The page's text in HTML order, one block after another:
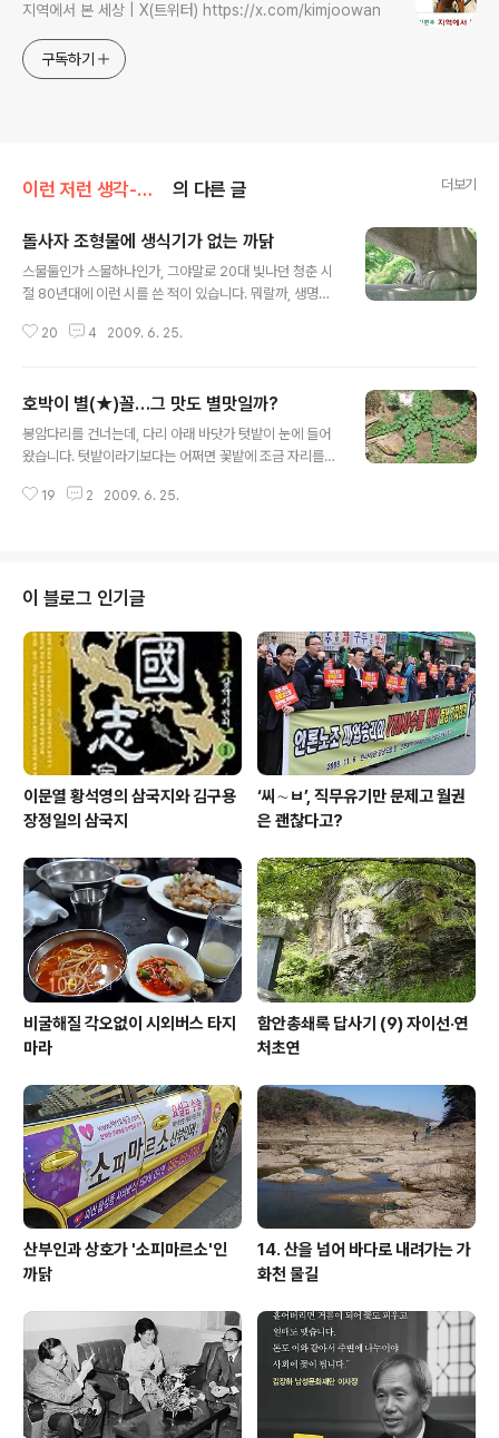
지역에서 본 세상 | X(트위터) https://x.com/kimjoowan
구독하기
이런 저런 생각-김훤주 의 다른 글 더보기
돌사자 조형물에 생식기가 없는 까닭
스물둘인가 스물하나인가, 그야말로 20대 빛나던 청춘 시
절 80년대에 이런 시를 쓴 적이 있습니다. 뭐랄까, 생명력
도시의 불모(不毛)함 이런 따위를 얘기하려 했던 작품입니
와 생명은 모든 기성(旣成)에 대해 전복적(顚覆的)입니
다." 도시는 주류가 지배하게 마련이고 도시에게 생명과 문
화는 이빨을 뽑아 버려야 하는 대상입니다. 생명(체)을 장
까 없애버립니다. 돌사자에 성기가 없는 까닭이 여기에 있
20 4 2009. 6. 25.
호박이 별(★)꼴…그 맛도 별맛일까?
봉암다리를 건너는데, 다리 아래 바닷가 텃밭이 눈에 들어
왔습니다. 텃밭이라기보다는 어쩌면 꽃밭에 조금 자리를
런 가운데에서, 호박이, 호박이 걸쳐놓은 줄기가 눈길을 확
니다. 누구일까요? 왜 그랬을까요? 아마도, 나이 지긋한 어
르신이 '심심해서' '장난삼아' '재미있자고' 하지 않았을까
싶습니다. 호박 구덩이를 파고 똥물을 붓고 심은 호박씨에
서 싹이 돋아나 줄기가 뻗으니까 그것을 다섯으로 갈래 지
어 퍼져나가게 했습니다. 자기가 해 놓고 때로는 흐뭇하게
바라볼 표정을 생각하니 ..
19 2 2009. 6. 25.
이 블로그 인기글
이문열 황석영의 삼국지와 김구용
장정일의 삼국지
‘씨∼ㅂ’, 직무유기만 문제고 월권
은 괜찮다고?
비굴해질 각오없이 시외버스 타지
마라
함안총쇄록 답사기 (9) 자이선·연
처초연
산부인과 상호가 '소피마르소'인
까닭
14. 산을 넘어 바다로 내려가는 가
화천 물길